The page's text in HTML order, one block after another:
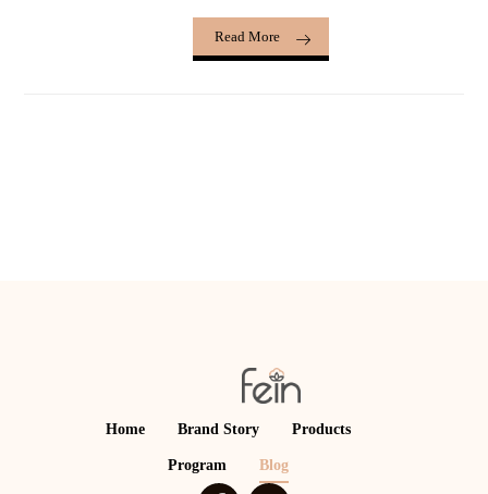
Read More
Home Brand Story Products
Program Blog